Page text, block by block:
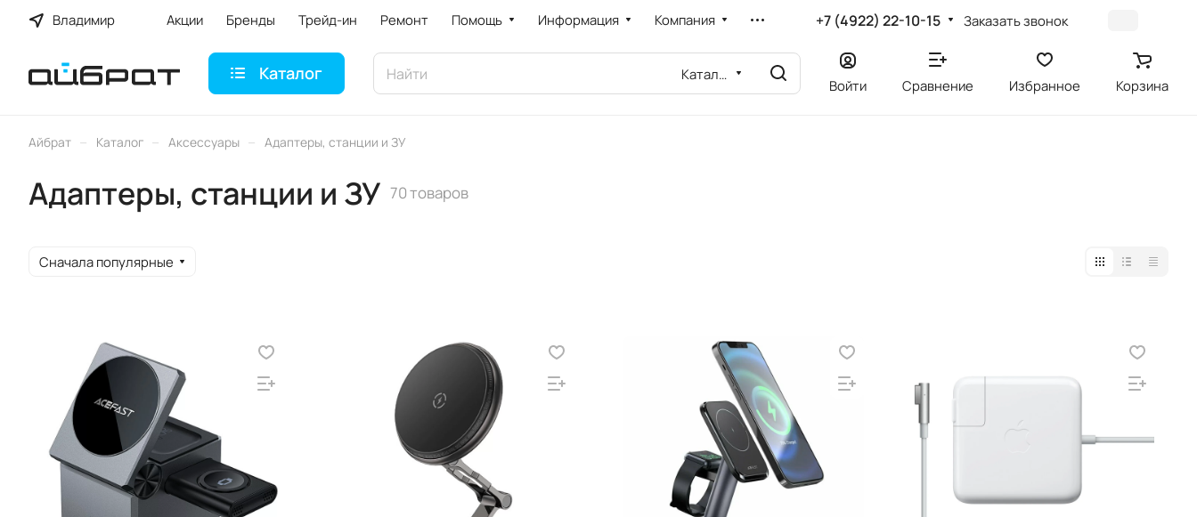
Владимир Акции Бренды Трейд-ин Ремонт Помощь Информация Компания +7 (4922) 22-10-15 Заказать звонок
Каталог Каталог
Войти Сравнение Избранное Корзина
Айбрат – Каталог – Аксессуары – Адаптеры, станции и ЗУ
Адаптеры, станции и ЗУ 70 товаров
Сначала популярные